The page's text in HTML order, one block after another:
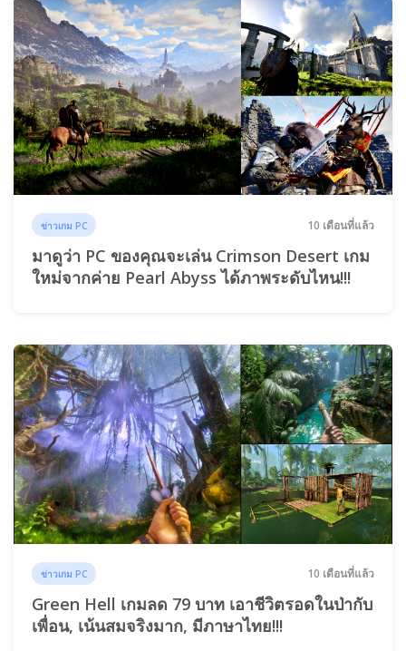
ข่าวเกม PC 10 เดือนที่แล้ว
มาดูว่า PC ของคุณจะเล่น Crimson Desert เกม
ใหม่จากค่าย Pearl Abyss ได้ภาพระดับไหน!!!
ข่าวเกม PC 10 เดือนที่แล้ว
Green Hell เกมลด 79 บาท เอาชีวิตรอดในป่ากับ
เพื่อน, เน้นสมจริงมาก, มีภาษาไทย!!!